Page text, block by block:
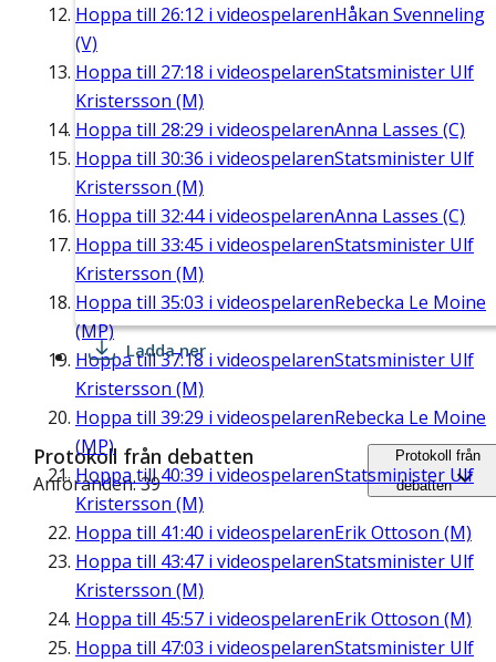
Hoppa till 26:12 i videospelarenHåkan Svenneling
(V)
Hoppa till 27:18 i videospelarenStatsminister Ulf
Kristersson (M)
Hoppa till 28:29 i videospelarenAnna Lasses (C)
Hoppa till 30:36 i videospelarenStatsminister Ulf
Kristersson (M)
Hoppa till 32:44i videospelarenAnna Lasses (C)
Hoppa till 33:45 i videospelarenStatsminister Ulf
Kristersson (M)
Hoppa till 35:03 i videospelarenRebecka Le Moine
(MP)
Hoppa till37:18 i videospelarenStatsminister Ulf
Kristersson (M)
Hoppa till 39:29 i videospelarenRebecka Le Moine
(MP)
Hoppa till40:39 i videospelarenStatsminister Ulf
Kristersson (M)
Hoppa till 41:40 i videospelarenErik Ottoson (M)
Hoppa till 43:47 i videospelarenStatsminister Ulf
Kristersson (M)
Hoppa till 45:57 i videospelarenErik Ottoson (M)
Hoppa till 47:03 i videospelarenStatsminister Ulf
Ladda ner
Protokoll från debatten
Anföranden: 39
Protokoll från
debatten